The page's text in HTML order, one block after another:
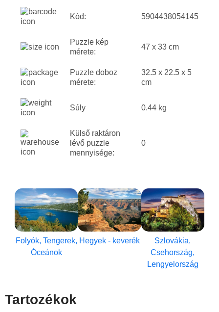
Kód: 5904438054145
Puzzle kép
mérete:
47 x 33 cm
Puzzle doboz
mérete:
32.5 x 22.5 x 5
cm
Súly 0.44 kg
Külső raktáron
lévő puzzle
mennyisége:
0
Folyók, Tengerek,
Óceánok
Hegyek - keverék
Szlovákia,
Csehország,
Lengyelország
Tartozékok